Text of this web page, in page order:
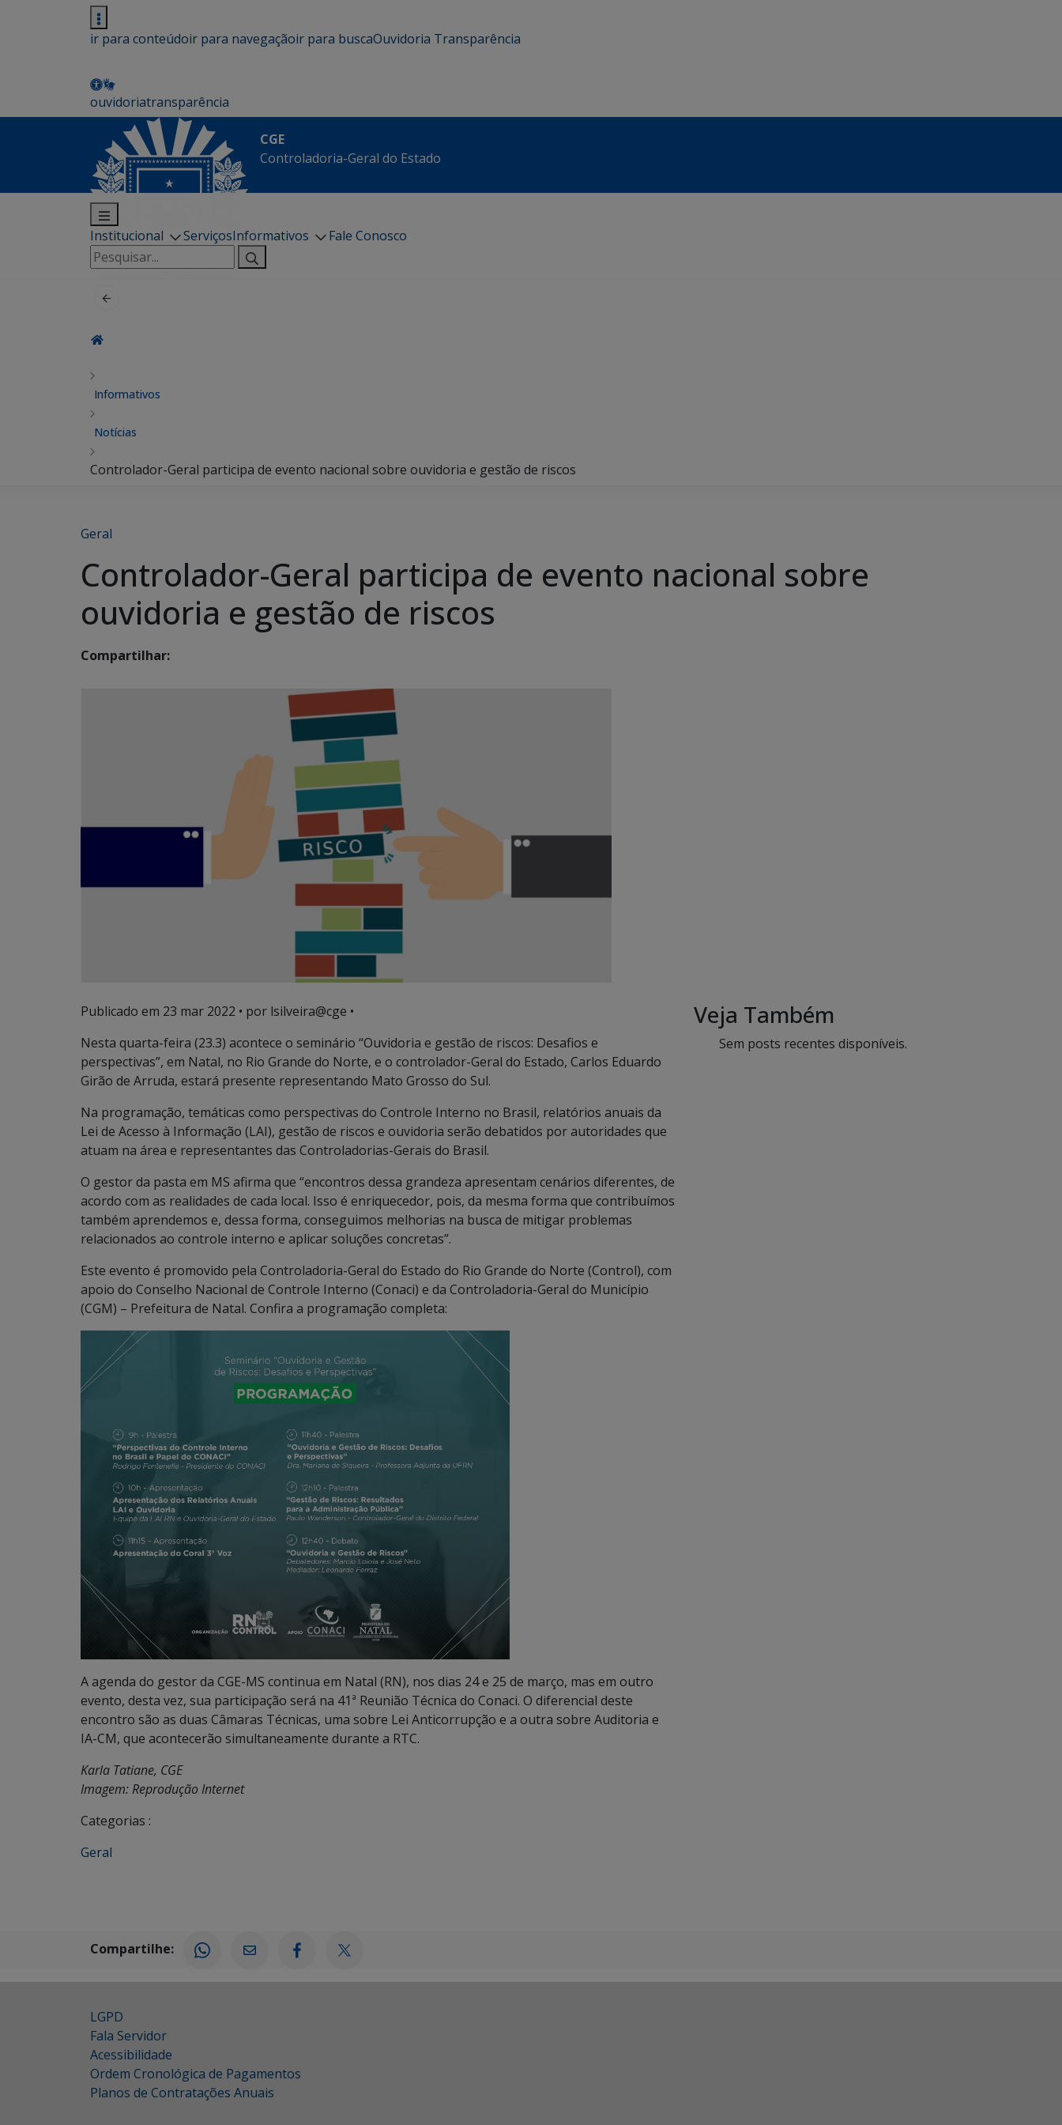
ir para conteúdoir para navegaçãoir para buscaOuvidoria Transparência
ouvidoriatransparência
CGE
Controladoria-Geral do Estado
Institucional ServiçosInformativos
Fale Conosco
Pesquisar
por:
Informativos
Notícias
Controlador-Geral participa de evento nacional sobre ouvidoria e gestão de riscos
Geral
Controlador-Geral participa de evento nacional sobre
ouvidoria e gestão de riscos
Compartilhar:
Publicado em 23 mar 2022 • por lsilveira@cge •
Nesta quarta-feira (23.3) acontece o seminário “Ouvidoria e gestão de riscos: Desafios e
perspectivas”, em Natal, no Rio Grande do Norte, e o controlador-Geral do Estado, Carlos Eduardo
Girão de Arruda, estará presente representando Mato Grosso do Sul.
Na programação, temáticas como perspectivas do Controle Interno no Brasil, relatórios anuais da
Lei de Acesso à Informação (LAI), gestão de riscos e ouvidoria serão debatidos por autoridades que
atuam na área e representantes das Controladorias-Gerais do Brasil.
O gestor da pasta em MS afirma que “encontros dessa grandeza apresentam cenários diferentes, de
acordo com as realidades de cada local. Isso é enriquecedor, pois, da mesma forma que contribuímos
também aprendemos e, dessa forma, conseguimos melhorias na busca de mitigar problemas
relacionados ao controle interno e aplicar soluções concretas”.
Este evento é promovido pela Controladoria-Geral do Estado do Rio Grande do Norte (Control), com
apoio do Conselho Nacional de Controle Interno (Conaci) e da Controladoria-Geral do Município
(CGM) – Prefeitura de Natal. Confira a programação completa:
A agenda do gestor da CGE-MS continua em Natal (RN), nos dias 24 e 25 de março, mas em outro
evento, desta vez, sua participação será na 41ª Reunião Técnica do Conaci. O diferencial deste
encontro são as duas Câmaras Técnicas, uma sobre Lei Anticorrupção e a outra sobre Auditoria e
IA-CM, que acontecerão simultaneamente durante a RTC.
Karla Tatiane, CGE
Imagem: Reprodução Internet
Categorias :
Geral
Veja Também
Sem posts recentes disponíveis.
Compartilhe:
LGPD
Fala Servidor
Acessibilidade
Ordem Cronológica de Pagamentos
Planos de Contratações Anuais